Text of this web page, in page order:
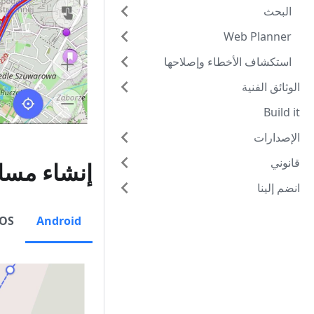
البحث
Web Planner
استكشاف الأخطاء وإصلاحها
الوثائق الفنية
Build it
الإصدارات
قانوني
انضم إلينا
إنشاء
Android